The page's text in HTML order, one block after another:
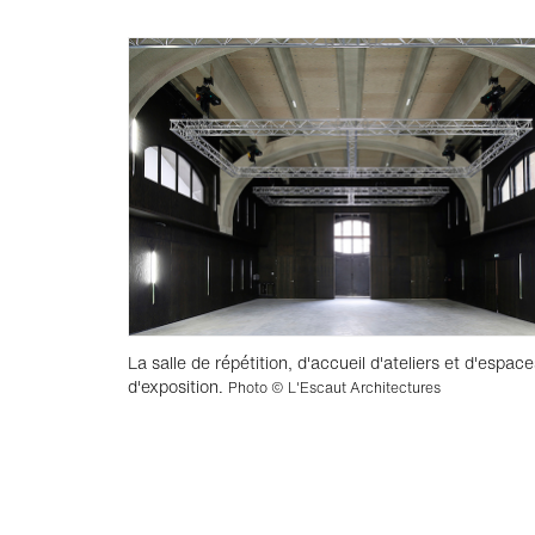
La salle de répétition, d'accueil d'ateliers et
d'exposition. Photo © L'Escaut Architectures